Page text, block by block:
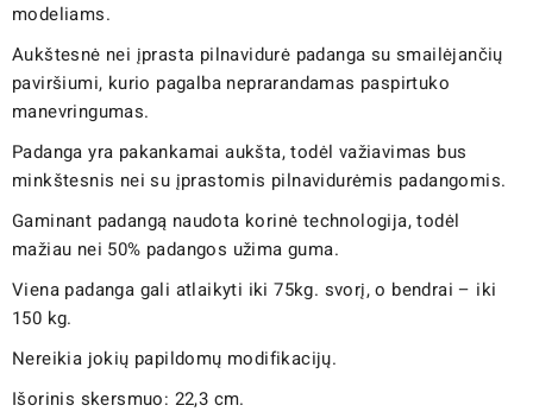
modeliams.
Aukštesnė nei įprasta pilnavidurė padanga su smailėjančių
paviršiumi, kurio pagalba neprarandamas paspirtuko
manevringumas.
Padanga yra pakankamai aukšta, todėl važiavimas bus
minkštesnis nei su įprastomis pilnavidurėmis padangomis.
Gaminant padangą naudota korinė technologija, todėl
mažiau nei 50% padangos užima guma.
Viena padanga gali atlaikyti iki 75kg. svorį, o bendrai – iki
150 kg.
Nereikia jokių papildomų modifikacijų.
Išorinis skersmuo: 22,3 cm.